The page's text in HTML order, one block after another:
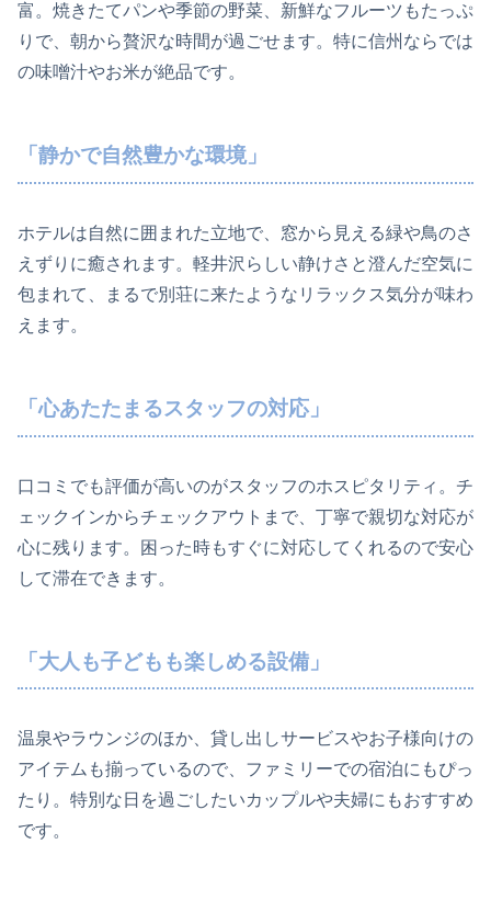
富。焼きたてパンや季節の野菜、新鮮なフルーツもたっぷ
りで、朝から贅沢な時間が過ごせます。特に信州ならでは
の味噌汁やお米が絶品です。
「静かで自然豊かな環境」
ホテルは自然に囲まれた立地で、窓から見える緑や鳥のさ
えずりに癒されます。軽井沢らしい静けさと澄んだ空気に
包まれて、まるで別荘に来たようなリラックス気分が味わ
えます。
「心あたたまるスタッフの対応」
口コミでも評価が高いのがスタッフのホスピタリティ。チ
ェックインからチェックアウトまで、丁寧で親切な対応が
心に残ります。困った時もすぐに対応してくれるので安心
して滞在できます。
「大人も子どもも楽しめる設備」
温泉やラウンジのほか、貸し出しサービスやお子様向けの
アイテムも揃っているので、ファミリーでの宿泊にもぴっ
たり。特別な日を過ごしたいカップルや夫婦にもおすすめ
です。